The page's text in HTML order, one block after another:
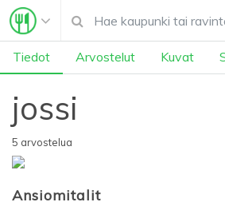
Tiedot Arvostelut Kuvat
jossi
5 arvostelua
Ansiomitalit